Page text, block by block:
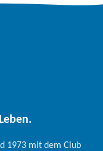
1973 mit dem Club